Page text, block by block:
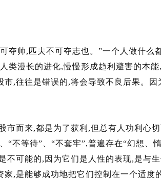
夺帅,匹夫不可夺志也。”一个人做什么
类漫长的进化,慢慢形成趋利避害的本
市,往往是错误的,将会导致不良后果。
市而来,都是为了获利,但总有人功利心
“不等待”、“不套牢”,普遍存在“幻想、
不可能的,因为它们是人性的表现,是与
家,是能够成功地把它们控制在一个适